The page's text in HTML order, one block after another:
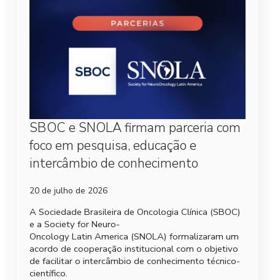
SBOC e SNOLA firmam parceria com
foco em pesquisa, educação e
intercâmbio de conhecimento
20 de julho de 2026
A Sociedade Brasileira de Oncologia Clínica (SBOC)
e a Society for Neuro-
Oncology Latin America (SNOLA) formalizaram um
acordo de cooperação institucional com o objetivo
de facilitar o intercâmbio de conhecimento técnico-
científico.